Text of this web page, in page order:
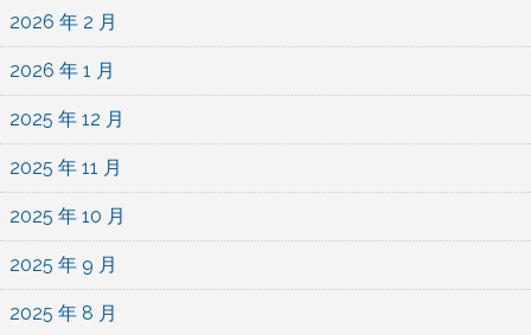
2026 年 2 月
2026 年 1 月
2025 年 12 月
2025 年 11 月
2025 年 10 月
2025 年 9 月
2025 年 8 月